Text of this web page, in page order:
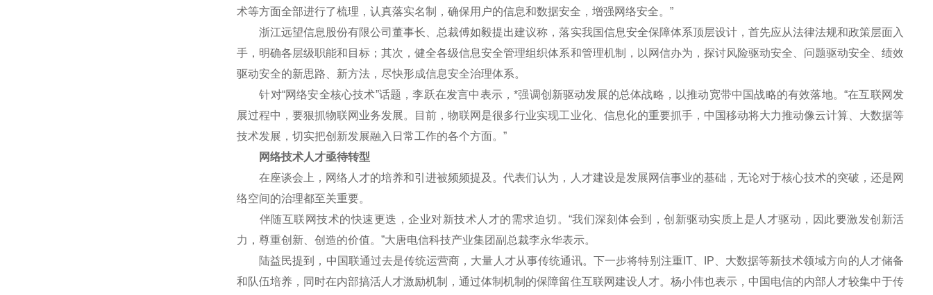
术等方面全部进行了梳理，认真落实名制，确保用户的信息和数据安全，增强网络安全。”
浙江远望信息股份有限公司董事长、总裁傅如毅提出建议称，落实我国信息安全保障体系顶层设计，首先应从法律法规和政策层面入
手，明确各层级职能和目标；其次，健全各级信息安全管理组织体系和管理机制，以网信办为，探讨风险驱动安全、问题驱动安全、绩效
驱动安全的新思路、新方法，尽快形成信息安全治理体系。
针对“网络安全核心技术”话题，李跃在发言中表示，*强调创新驱动发展的总体战略，以推动宽带中国战略的有效落地。“在互联网发
展过程中，要狠抓物联网业务发展。目前，物联网是很多行业实现工业化、信息化的重要抓手，中国移动将大力推动像云计算、大数据等
技术发展，切实把创新发展融入日常工作的各个方面。”
网络技术人才亟待转型
在座谈会上，网络人才的培养和引进被频频提及。代表们认为，人才建设是发展网信事业的基础，无论对于核心技术的突破，还是网
络空间的治理都至关重要。
伴随互联网技术的快速更迭，企业对新技术人才的需求迫切。“我们深刻体会到，创新驱动实质上是人才驱动，因此要激发创新活
力，尊重创新、创造的价值。”大唐电信科技产业集团副总裁李永华表示。
陆益民提到，中国联通过去是传统运营商，大量人才从事传统通讯。下一步将特别注重IT、IP、大数据等新技术领域方向的人才储备
和队伍培养，同时在内部搞活人才激励机制，通过体制机制的保障留住互联网建设人才。杨小伟也表示，中国电信的内部人才较集中于传